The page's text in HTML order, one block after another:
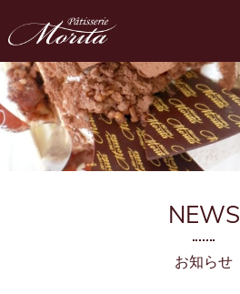
NEWS
お知らせ